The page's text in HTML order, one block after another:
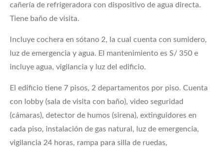
cañería de refrigeradora con dispositivo de agua directa.
Tiene baño de visita.
Incluye cochera en sótano 2, la cual cuenta con sumidero,
luz de emergencia y agua. El mantenimiento es S/ 350 e
incluye agua, vigilancia y luz del edificio.
El edificio tiene 7 pisos, 2 departamentos por piso. Cuenta
con lobby (sala de visita con baño), video seguridad
(cámaras), detector de humos (sirena), extinguidores en
cada piso, instalación de gas natural, luz de emergencia,
vigilancia 24 horas, rampa para silla de ruedas,